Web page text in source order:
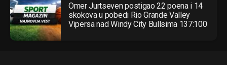
Omer Jurtseven postigao 22 poena i 14
skokova u pobedi Rio Grande Valley
Vipersa nad Windy City Bullsima 137:100